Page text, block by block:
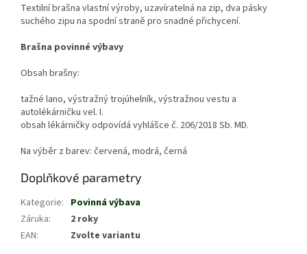
Textilní brašna vlastní výroby, uzavíratelná na zip, dva pásky
suchého zipu na spodní straně pro snadné přichycení.
Brašna povinné výbavy
Obsah brašny:
tažné lano, výstražný trojúhelník, výstražnou vestu a
autolékárničku vel. I.
obsah lékárničky odpovídá vyhlášce č. 206/2018 Sb. MD.
Na výběr z barev: červená, modrá, černá
Doplňkové parametry
Kategorie: Povinná výbava
Záruka:
2 roky
EAN: Zvolte variantu